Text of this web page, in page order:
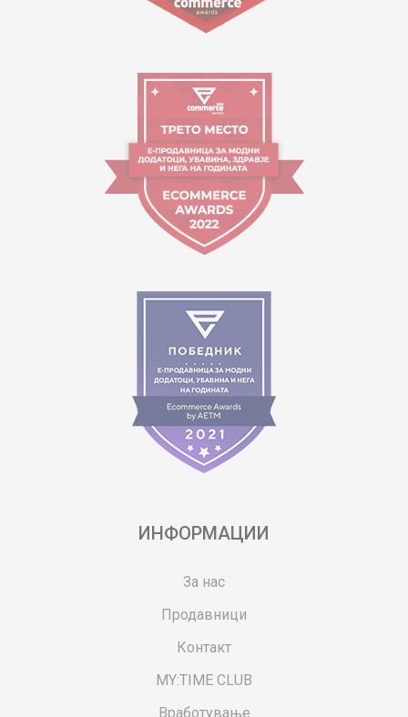
ИНФОРМАЦИИ
За нас
Продавници
Контакт
MY:TIME CLUB
Вработување